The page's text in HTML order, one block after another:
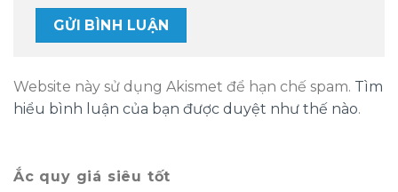
Website này sử dụng Akismet để hạn chế spam. Tìm
hiểu bình luận của bạn được duyệt như thế nào.
Ắc quy giá siêu tốt